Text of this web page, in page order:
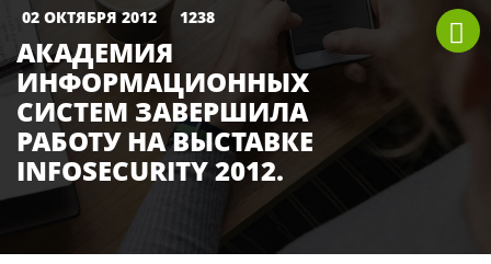
02 ОКТЯБРЯ 2012 1238
АКАДЕМИЯ
ИНФОРМАЦИОННЫХ
СИСТЕМ ЗАВЕРШИЛА
РАБОТУ НА ВЫСТАВКЕ
INFOSECURITY 2012.